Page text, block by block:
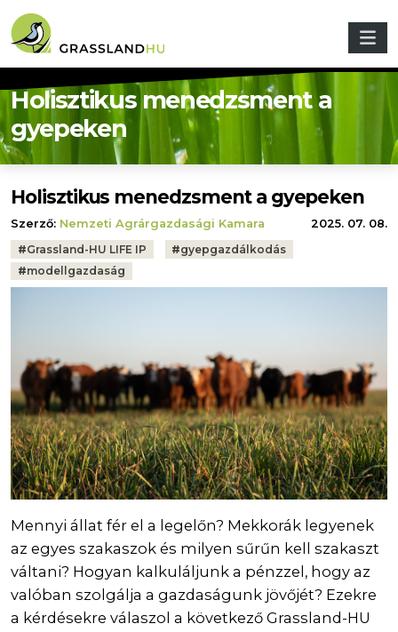
Holisztikus menedzsment a
gyepeken
Holisztikus menedzsment a gyepeken
Szerző: Nemzeti Agrárgazdasági Kamara
2025. 07. 08.
Tags:
#Grassland-HU LIFE IP #gyepgazdálkodás
#modellgazdaság
Mennyi állat fér el a legelőn? Mekkorák legyenek
az egyes szakaszok és milyen sűrűn kell szakaszt
váltani? Hogyan kalkuláljunk a pénzzel, hogy az
valóban szolgálja a gazdaságunk jövőjét? Ezekre
a kérdésekre válaszol a következő Grassland-HU